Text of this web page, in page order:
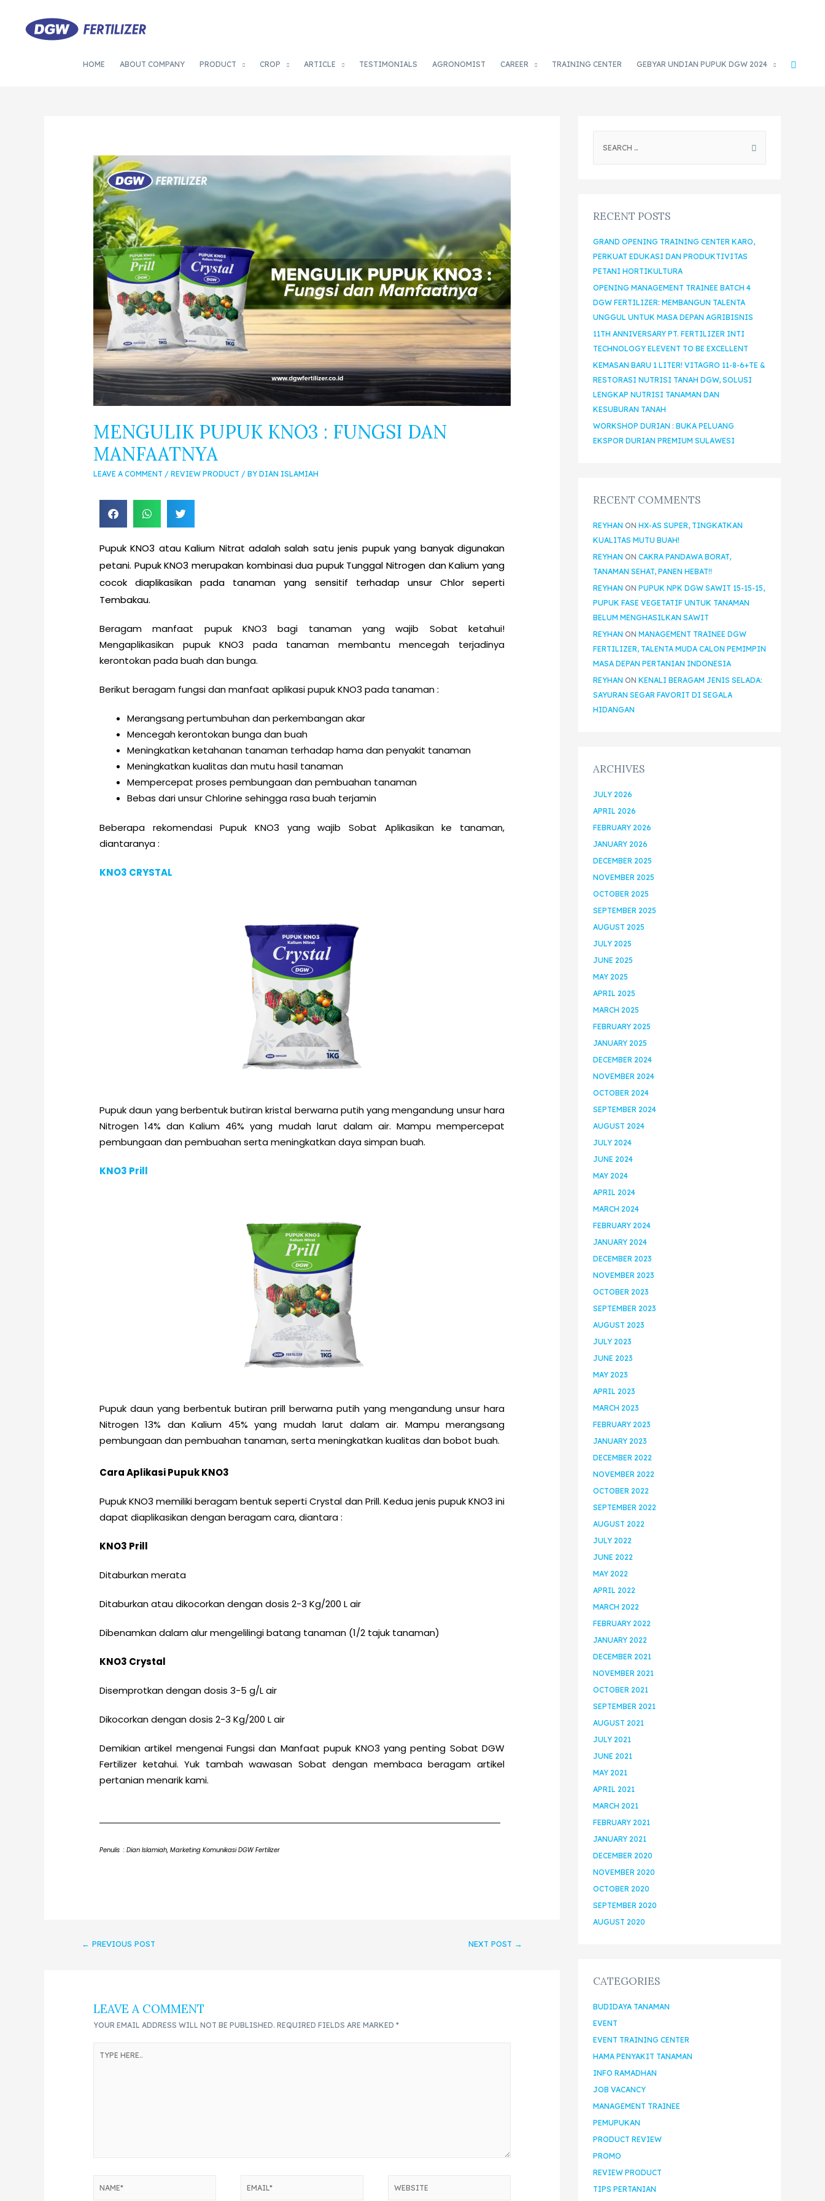
HOME ABOUT COMPANY PRODUCT CROP ARTICLE TESTIMONIALS AGRONOMIST CAREER TRAINING CENTER GEBYAR UNDIAN PUPUK DGW 2024
MENGULIK PUPUK KNO3 : FUNGSI DAN
MANFAATNYA
LEAVE A COMMENT /REVIEW PRODUCT / BYDIAN ISLAMIAH
Pupuk KNO3 atau Kalium Nitrat adalah salah satu jenis pupuk yang banyak digunakan
petani. Pupuk KNO3 merupakan kombinasi dua pupuk Tunggal Nitrogen dan Kalium yang
cocok diaplikasikan pada tanaman yang sensitif terhadap unsur Chlor seperti
Tembakau.
Beragam manfaat pupuk KNO3 bagi tanaman yang wajib Sobat ketahui!
Mengaplikasikan pupuk KNO3 pada tanaman membantu mencegah terjadinya
kerontokan pada buah dan bunga.
Berikut beragam fungsi dan manfaat aplikasi pupuk KNO3 pada tanaman :
Merangsang pertumbuhan dan perkembangan akar
Mencegah kerontokan bunga dan buah
Meningkatkan ketahanan tanaman terhadap hama dan penyakit tanaman
Meningkatkan kualitas dan mutu hasil tanaman
Mempercepat proses pembungaan dan pembuahan tanaman
Bebas dari unsur Chlorine sehingga rasa buah terjamin
Beberapa rekomendasi Pupuk KNO3 yang wajib Sobat Aplikasikan ke tanaman,
diantaranya :
KNO3 CRYSTAL
Pupuk daun yang berbentuk butiran kristal berwarna putih yang mengandung unsur hara
Nitrogen 14% dan Kalium 46% yang mudah larut dalam air. Mampu mempercepat
pembungaan dan pembuahan serta meningkatkan daya simpan buah.
KNO3 Prill
Pupuk daun yang berbentuk butiran prill berwarna putih yang mengandung unsur hara
Nitrogen 13% dan Kalium 45% yang mudah larut dalam air. Mampu merangsang
pembungaan dan pembuahan tanaman, serta meningkatkan kualitas dan bobot buah.
Cara Aplikasi Pupuk KNO3
Pupuk KNO3 memiliki beragam bentuk seperti Crystal dan Prill. Kedua jenis pupuk KNO3 ini
dapat diaplikasikan dengan beragam cara, diantara :
KNO3 Prill
Ditaburkan merata
Ditaburkan atau dikocorkan dengan dosis 2-3 Kg/200 L air
Dibenamkan dalam alur mengelilingi batang tanaman (1/2 tajuk tanaman)
KNO3 Crystal
Disemprotkan dengan dosis 3-5 g/L air
Dikocorkan dengan dosis 2-3 Kg/200 L air
Demikian artikel mengenai Fungsi dan Manfaat pupuk KNO3 yang penting Sobat DGW
Fertilizer ketahui. Yuk tambah wawasan Sobat dengan membaca beragam artikel
pertanian menarik kami.
Penulis : Dian Islamiah, Marketing Komunikasi DGW Fertilizer
← PREVIOUS POST NEXT POST →
LEAVE A COMMENT
YOUR EMAIL ADDRESS WILL NOT BE PUBLISHED. REQUIRED FIELDS ARE MARKED*
RECENT POSTS
GRAND OPENING TRAINING CENTER KARO,
PERKUAT EDUKASI DAN PRODUKTIVITAS
PETANI HORTIKULTURA
OPENING MANAGEMENT TRAINEE BATCH 4
DGW FERTILIZER: MEMBANGUN TALENTA
UNGGUL UNTUK MASA DEPAN AGRIBISNIS
11TH ANNIVERSARY PT. FERTILIZER INTI
TECHNOLOGY ELEVENT TO BE EXCELLENT
KEMASAN BARU 1 LITER! VITAGRO 11-8-6+TE &
RESTORASI NUTRISI TANAH DGW, SOLUSI
LENGKAP NUTRISI TANAMAN DAN
KESUBURAN TANAH
WORKSHOP DURIAN : BUKA PELUANG
EKSPOR DURIAN PREMIUM SULAWESI
RECENT COMMENTS
REYHAN ON HX-AS SUPER, TINGKATKAN
KUALITAS MUTU BUAH!
REYHAN ON CAKRA PANDAWA BORAT,
TANAMAN SEHAT, PANEN HEBAT!!
REYHAN ON PUPUK NPK DGW SAWIT 15-15-15,
PUPUK FASE VEGETATIF UNTUK TANAMAN
BELUM MENGHASILKAN SAWIT
REYHAN ON MANAGEMENT TRAINEE DGW
FERTILIZER, TALENTA MUDA CALON PEMIMPIN
MASA DEPAN PERTANIAN INDONESIA
REYHAN ON KENALI BERAGAM JENIS SELADA:
SAYURAN SEGAR FAVORIT DI SEGALA
HIDANGAN
ARCHIVES
JULY 2026
APRIL 2026
FEBRUARY 2026
JANUARY 2026
DECEMBER 2025
NOVEMBER 2025
OCTOBER 2025
SEPTEMBER 2025
AUGUST 2025
JULY 2025
JUNE 2025
MAY 2025
APRIL 2025
MARCH 2025
FEBRUARY 2025
JANUARY 2025
DECEMBER 2024
NOVEMBER 2024
OCTOBER 2024
SEPTEMBER 2024
AUGUST 2024
JULY 2024
JUNE 2024
MAY 2024
APRIL 2024
MARCH 2024
FEBRUARY 2024
JANUARY 2024
DECEMBER 2023
NOVEMBER 2023
OCTOBER 2023
SEPTEMBER 2023
AUGUST 2023
JULY 2023
JUNE 2023
MAY 2023
APRIL 2023
MARCH 2023
FEBRUARY 2023
JANUARY 2023
DECEMBER 2022
NOVEMBER 2022
OCTOBER 2022
SEPTEMBER 2022
AUGUST 2022
JULY 2022
JUNE 2022
MAY 2022
APRIL 2022
MARCH 2022
FEBRUARY 2022
JANUARY 2022
DECEMBER 2021
NOVEMBER 2021
OCTOBER 2021
SEPTEMBER 2021
AUGUST 2021
JULY 2021
JUNE 2021
MAY 2021
APRIL 2021
MARCH 2021
FEBRUARY 2021
JANUARY 2021
DECEMBER 2020
NOVEMBER 2020
OCTOBER 2020
SEPTEMBER 2020
AUGUST 2020
CATEGORIES
BUDIDAYA TANAMAN
EVENT
EVENT TRAINING CENTER
HAMA PENYAKIT TANAMAN
INFO RAMADHAN
JOB VACANCY
MANAGEMENT TRAINEE
PEMUPUKAN
PRODUCT REVIEW
PROMO
REVIEW PRODUCT
TIPS PERTANIAN